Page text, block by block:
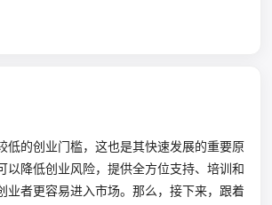
的创业门槛，这也是其快速发展的重要原
以降低创业风险，提供全方位支持、培训和
业者更容易进入市场。那么，接下来，跟着